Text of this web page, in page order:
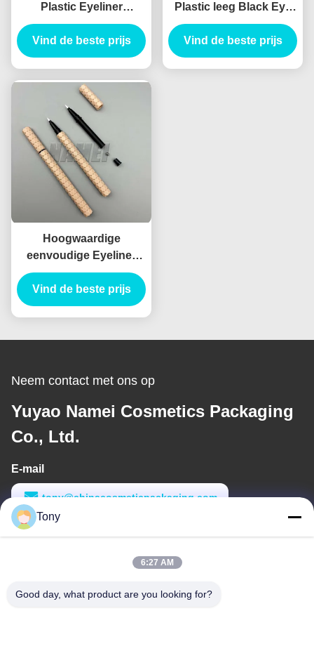
Plastic Eyeliner
Verpakking Leeg
Eyeliner Fles Privé
Logo Leeg Eyeliner
Vind de beste prijs
Plastic leeg Black Eye
Liner Potlood Tube
Leeg Eyeliner Pen
Vind de beste prijs
Hoogwaardige
eenvoudige Eyeliner
Tube Roll Core Eyeliner
Container Cosmetische
verpakking
Vind de beste prijs
Neem contact met ons op
Yuyao Namei Cosmetics Packaging
Co., Ltd.
E-mail
tony@chinacosmeticpackaging.com
Werktijd
Tony
6:27 AM
Good day, what product are you looking for?